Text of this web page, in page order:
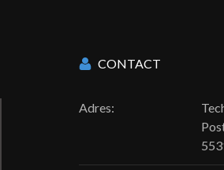
CONTACT
Adres: